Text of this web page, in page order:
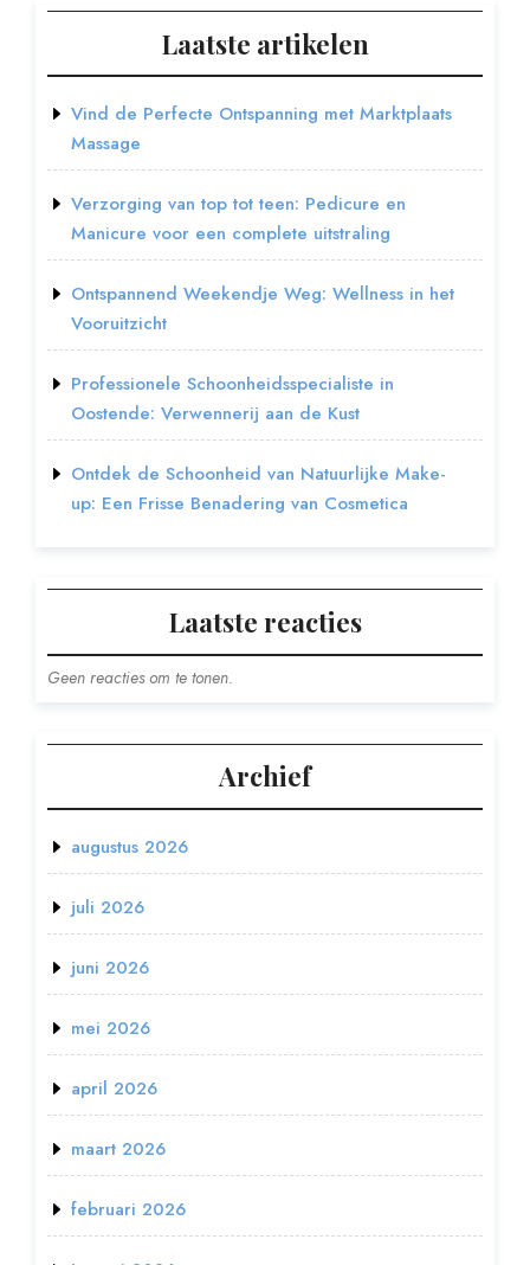
Laatste artikelen
Vind de Perfecte Ontspanning met Marktplaats
Massage
Verzorging van top tot teen: Pedicure en
Manicure voor een complete uitstraling
Ontspannend Weekendje Weg: Wellness in het
Vooruitzicht
Professionele Schoonheidsspecialiste in
Oostende: Verwennerij aan de Kust
Ontdek de Schoonheid van Natuurlijke Make-
up: Een Frisse Benadering van Cosmetica
Laatste reacties
Geen reacties om te tonen.
Archief
augustus 2026
juli 2026
juni 2026
mei 2026
april 2026
maart 2026
februari 2026